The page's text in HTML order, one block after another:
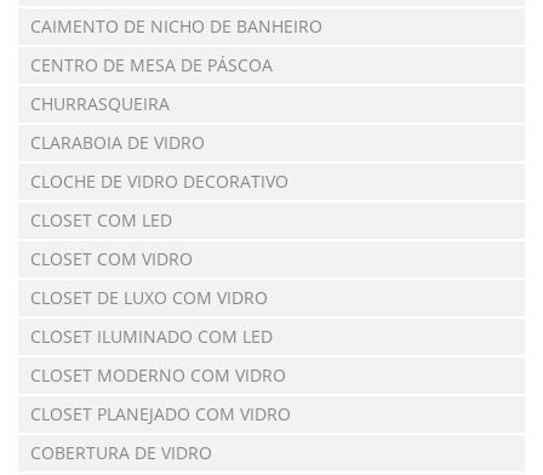
CAIMENTO DE NICHO DE BANHEIRO
CENTRO DE MESA DE PÁSCOA
CHURRASQUEIRA
CLARABOIA DE VIDRO
CLOCHE DE VIDRO DECORATIVO
CLOSET COM LED
CLOSET COM VIDRO
CLOSET DE LUXO COM VIDRO
CLOSET ILUMINADO COM LED
CLOSET MODERNO COM VIDRO
CLOSET PLANEJADO COM VIDRO
COBERTURA DE VIDRO